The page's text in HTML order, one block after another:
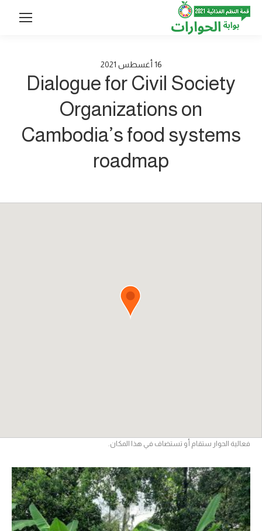
16 أغسطس 2021
Dialogue for Civil Society
Organizations on
Cambodia’s food systems
roadmap
فعالية الحوار ستقام أو تستضاف في هذا المكان.